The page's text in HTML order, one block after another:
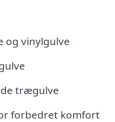
og vinylgulve
trægulve
forbedret komfort